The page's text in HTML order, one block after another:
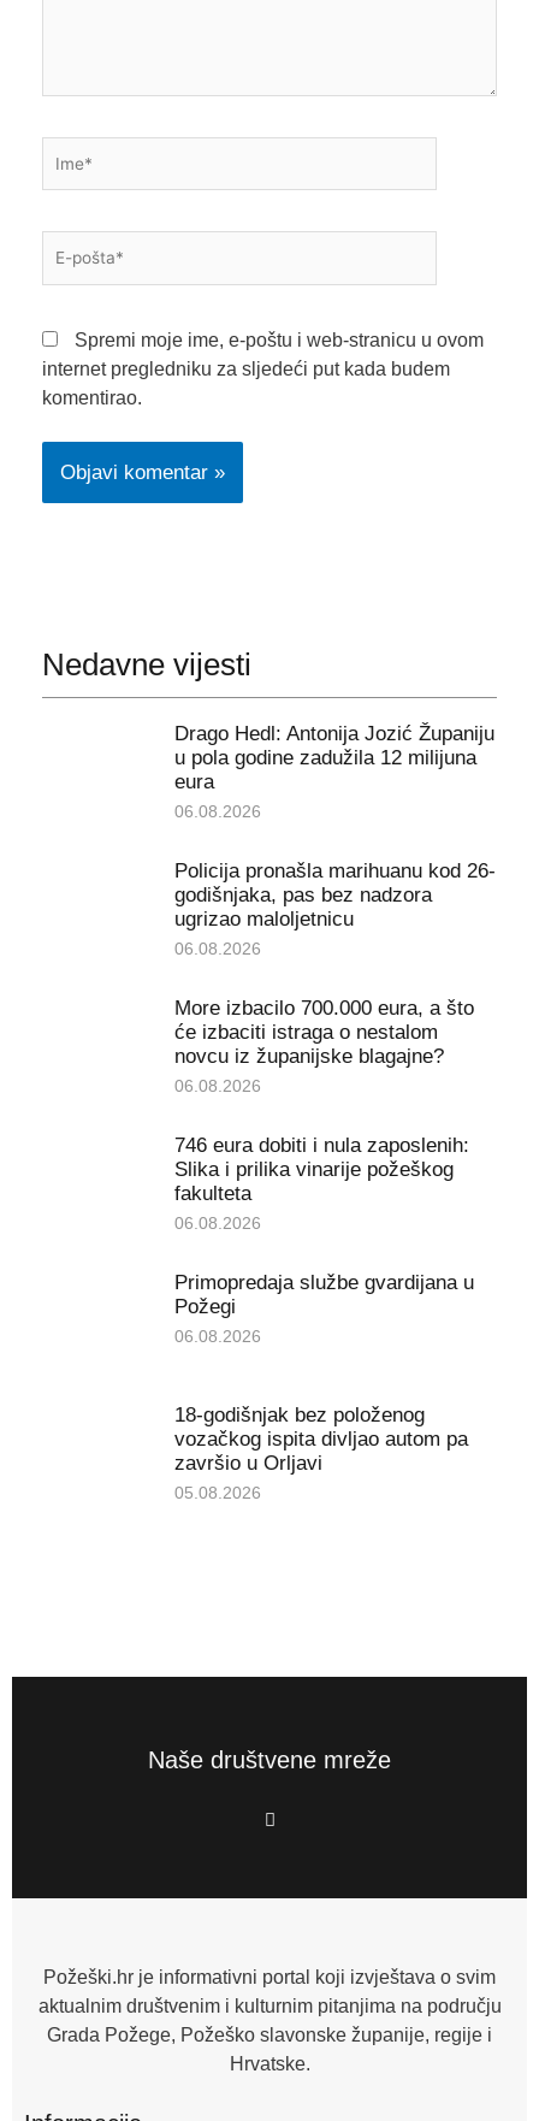
pošta*
Spremi moje ime, e-poštu i web-stranicu u ovom
internet pregledniku za sljedeći put kada budem
komentirao.
Nedavne vijesti
Drago Hedl: Antonija Jozić Županiju
u pola godine zadužila 12 milijuna
eura
06.08.2026
Policija pronašla marihuanu kod 26-
godišnjaka, pas bez nadzora
ugrizao maloljetnicu
06.08.2026
More izbacilo 700.000 eura, a što
će izbaciti istraga o nestalom
novcu iz županijske blagajne?
06.08.2026
746 eura dobiti i nula zaposlenih:
Slika i prilika vinarije požeškog
fakulteta
06.08.2026
Primopredaja službe gvardijana u
Požegi
06.08.2026
18-godišnjak bez položenog
vozačkog ispita divljao autom pa
završio u Orljavi
05.08.2026
Naše društvene mreže
F
a
o
f
Požeški.hr je informativni portal koji izvještava o svim
aktualnim društvenim i kulturnim pitanjima na području
Grada Požege, Požeško slavonske županije, regije i
Hrvatske.